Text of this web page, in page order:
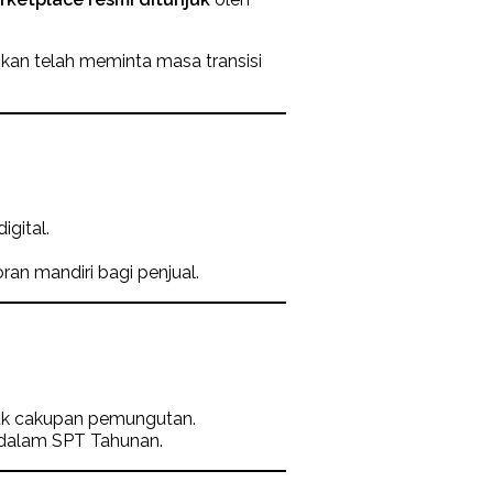
telah meminta masa transisi
mandiri bagi penjual.
cakupan pemungutan.
SPT Tahunan.